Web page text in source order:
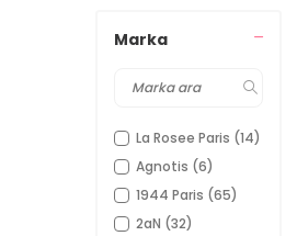
Kişisel Bakım
Ürünleri
(6)
Bakımı
(1)
Kadın Hijyeni
Makyaj(8)
Göz Makyajı
Marka
La Rosee Paris (14)
Agnotis (6)
1944 Paris (65)
2aN (32)